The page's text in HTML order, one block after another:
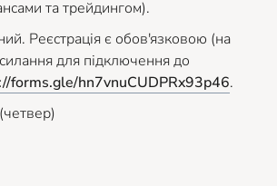
та трейдингом).
Реєстрація є обов'язковою (на
для підключення до
forms.gle/hn7vnuCUDPRx93p46.